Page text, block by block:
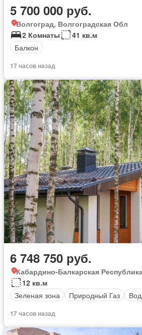
5 700 000 руб.
Волгоград, Волгоградская Обл
2 Комнаты
41 кв.м
Балкон
17 часов назад
6 748 750 руб.
Кабардино-Балкарская
12 кв.м
Зеленая зона
Природный Газ
17 часов назад